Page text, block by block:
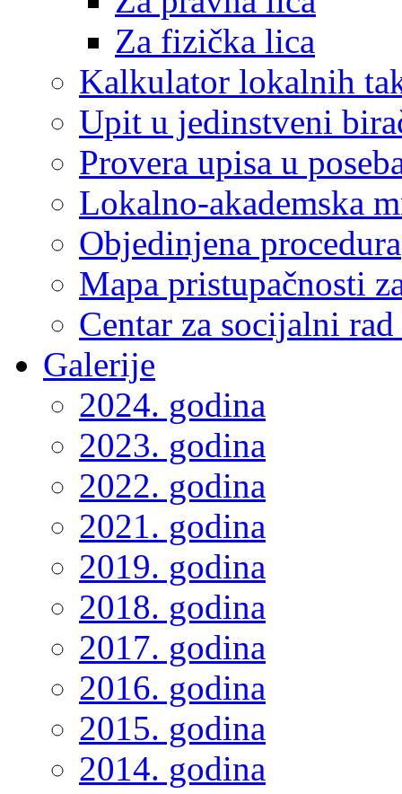
Za fizička lica
Kalkulator lokalnih
Upit u jedinstveni
Provera upisa u
Lokalno-akademska
Objedinjena procedura
Mapa pristupačnosti
Centar za socijalni
Galerije
2024. godina
2023. godina
2022. godina
2021. godina
2019. godina
2018. godina
2017. godina
2016. godina
2015. godina
2014. godina